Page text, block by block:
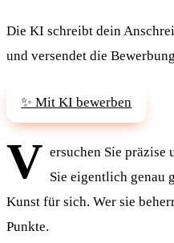
Die KI schreibt dein
und versendet die
✨ Mit KI bewerben
V ersuchen Sie präzise
Sie eigentlich genau
Kunst für sich. Wer sie
Punkte.